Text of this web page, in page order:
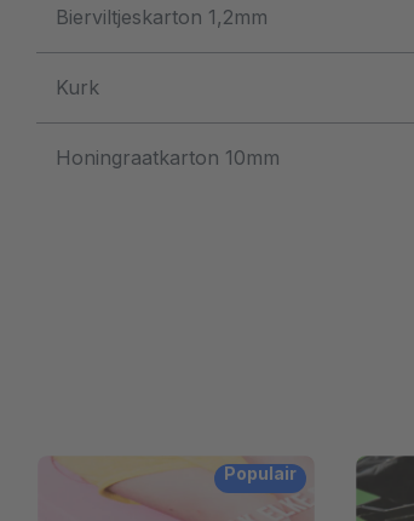
Bierviltjeskarton 1,2mm
Kurk
Honingraatkarton 10mm
Populair